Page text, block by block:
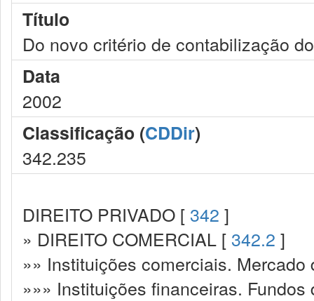
Título
Do novo critério de contabilização
Data
2002
Classificação (CDDir)
342.235
DIREITO PRIVADO [ 342 ]
» DIREITO COMERCIAL [ 342.2 ]
»» Instituições comerciais.
»»» Instituições financeiras.